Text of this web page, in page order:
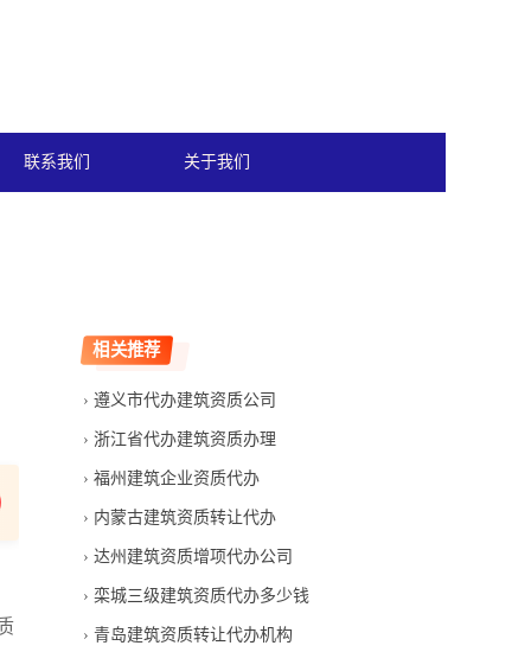
联系我们 关于我们
相关推荐
遵义市代办建筑资质公司
浙江省代办建筑资质办理
福州建筑企业资质代办
内蒙古建筑资质转让代办
达州建筑资质增项代办公司
栾城三级建筑资质代办多少钱
青岛建筑资质转让代办机构